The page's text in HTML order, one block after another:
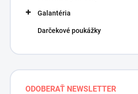
Galantéria
Darčekové poukážky
ODOBERAŤ NEWSLETTER